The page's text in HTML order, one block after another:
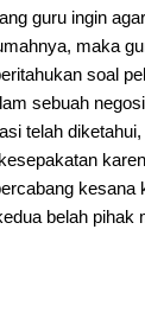
guru ingin
maka
soal
sebuah
telah
kesana
belah pihak